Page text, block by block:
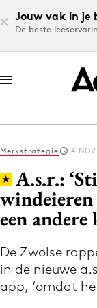
Jouw vak in je
De beste
Log in
Volg het
Merkstrategie 4
A.s.r.:
windeieren
een andere
De Zwolse
in de nieuwe
app, ‘omdat